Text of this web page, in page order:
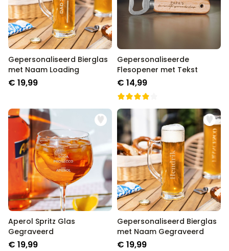
Gepersonaliseerd Bierglas
met Naam Loading
€ 19,99
Gepersonaliseerde
Flesopener met Tekst
€ 14,99
Aperol Spritz Glas
Gegraveerd
€ 19,99
Gepersonaliseerd Bierglas
met Naam Gegraveerd
€ 19,99